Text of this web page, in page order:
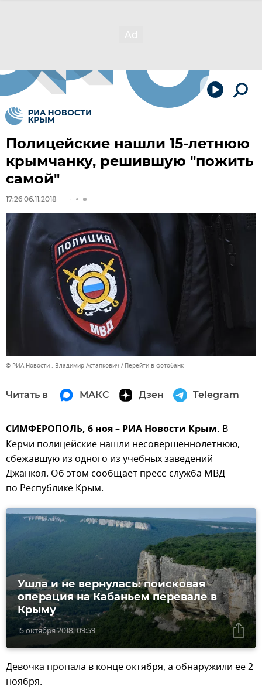
Полицейские нашли 15-летнюю
крымчанку, решившую "пожить
самой"
17:26 06.11.2018
© РИА Новости . Владимир Астапкович Перейти в фотобанк
Читать в МАКС Дзен Telegram
СИМФЕРОПОЛЬ, 6 ноя – РИА Новости Крым. В
Керчи полицейские нашли несовершеннолетнюю,
сбежавшую из одного из учебных заведений
Джанкоя. Об этом сообщает пресс-служба МВД
по Республике Крым.
15 октября 2018, 09:59
Ушла и не вернулась: поисковая
операция на Кабаньем перевале в
Крыму
Девочка пропала в конце октября, а обнаружили ее 2
ноября.